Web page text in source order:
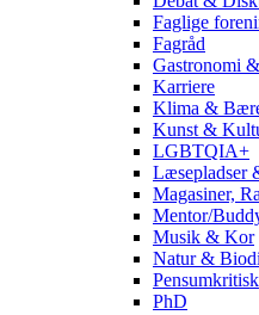
Faglige
Fagråd
Gastronomi
Karriere
Klima &
Kunst &
LGBTQIA+
Læsepladser
Magasiner,
Mentor/
Musik & Kor
Natur &
Pensumkritisk
PhD